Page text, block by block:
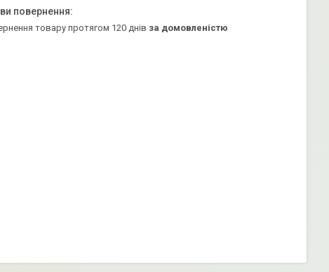
товару протягом 120 днів за домовленістю